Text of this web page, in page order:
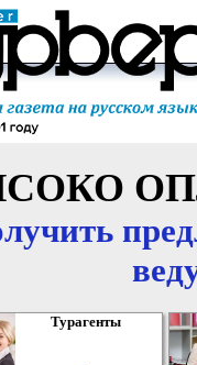
Турагенты